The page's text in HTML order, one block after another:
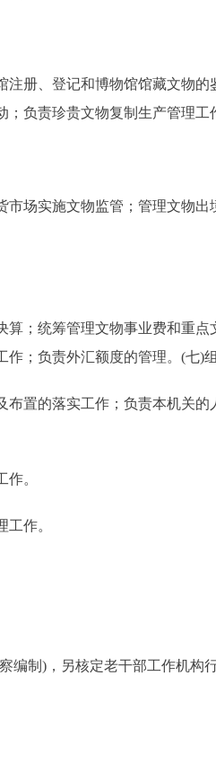
、登记和博物馆馆藏文物的
负责珍贵文物复制生产管理工
实施文物监管；管理文物出
统筹管理文物事业费和重点
；负责外汇额度的管理。(七)
的落实工作；负责本机关的
。
作。
制)，另核定老干部工作机构